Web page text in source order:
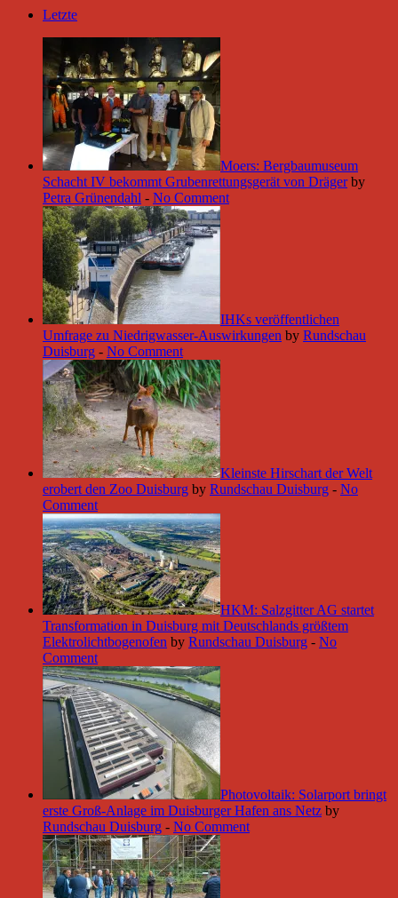
Letzte
Moers: Bergbaumuseum
Schacht IV bekommt Grubenrettungsgerät von Dräger by
Petra Grünendahl - No Comment
IHKs veröffentlichen
Umfrage zu Niedrigwasser-Auswirkungen by Rundschau
Duisburg - No Comment
Kleinste Hirschart der Welt
erobert den Zoo Duisburg by Rundschau Duisburg - No
Comment
HKM: Salzgitter AG startet
Transformation in Duisburg mit Deutschlands größtem
Elektrolichtbogenofen by Rundschau Duisburg - No
Comment
Photovoltaik: Solarport bringt
erste Groß-Anlage im Duisburger Hafen ans Netz by
Rundschau Duisburg - No Comment